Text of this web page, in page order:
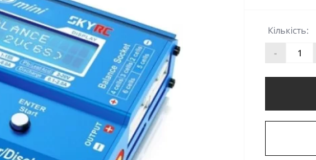
Кількість:
-